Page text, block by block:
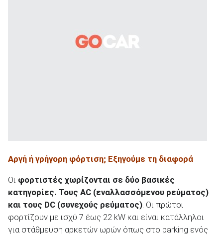
Αργή ή γρήγορη φόρτιση; Εξηγούμε τη διαφορά
Οι φορτιστές χωρίζονται σε δύο βασικές
κατηγορίες. Τους AC (εναλλασσόμενου ρεύματος)
και τους DC (συνεχούς ρεύματος) . Οι πρώτοι
φορτίζουν με ισχύ 7 έως 22 kW και είναι κατάλληλοι
για στάθμευση αρκετών ωρών όπως στο parking ενός